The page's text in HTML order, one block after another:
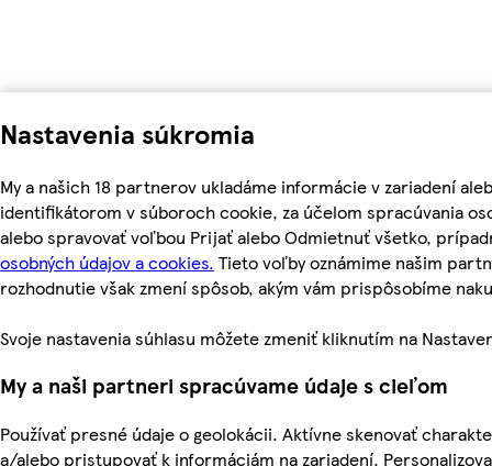
Nastavenia súkromia
My a našich 18 partnerov ukladáme informácie v zariadení
identifikátorom v súboroch cookie, za účelom spracúvania
alebo spravovať voľbou Prijať alebo Odmietnuť všetko,
osobných údajov a cookies. Tieto voľby oznámime našim
rozhodnutie však zmení spôsob, akým vám prispôsobíme
Svoje nastavenia súhlasu môžete zmeniť kliknutím na
My a naši partneri spracúvame údaje s cieľom
Používať presné údaje o geolokácii. Aktívne skenovať
a/alebo pristupovať k informáciám na zariadení.